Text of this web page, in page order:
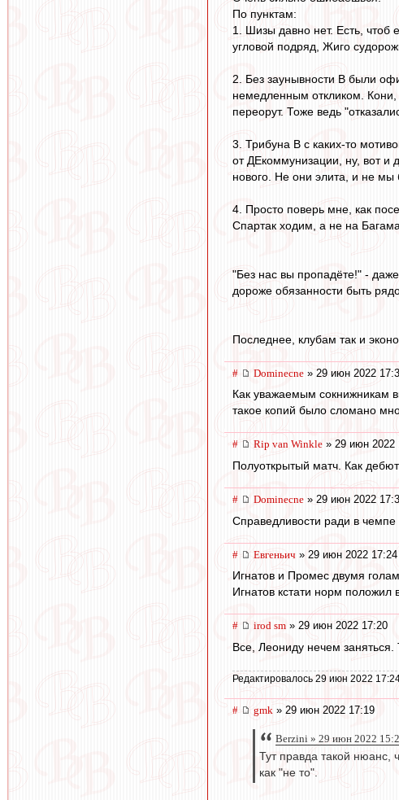
По пунктам:
1. Шизы давно нет. Есть, чтоб
угловой подряд, Жиго
2. Без заунывности В были
немедленным откликом.
переорут. Тоже ведь
3. Трибуна В с каких-то
от ДЕкоммунизации, ну, вот
нового. Не они элита, и не мы
4. Просто поверь мне, как
Спартак ходим, а не на
"Без нас вы пропадёте!" -
дороже обязанности быть
Последнее, клубам так и
# Dominecne » 29 июн 2022
Как уважаемым сокнижникам
такое копий было сломано
# Rip van Winkle » 29 июн 2022
Полуоткрытый матч. Как
# Dominecne » 29 июн 2022
Справедливости ради в
# Евгеньич » 29 июн 2022 17:24
Игнатов и Промес двумя
Игнатов кстати норм положил
# irod sm » 29 июн 2022 17:20
Все, Леониду нечем заняться.
Редактировалось 29 июн 2022
# gmk » 29 июн 2022 17:19
Berzini » 29 июн 2022
Тут правда такой нюанс,
как "не то".